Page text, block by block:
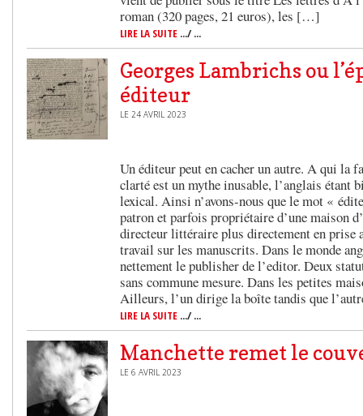
roman (320 pages, 21 euros), les […]
LIRE LA SUITE .../ ...
Georges Lambrichs ou
éditeur
LE 24 AVRIL 2023
Un éditeur peut en cacher un autre. A qui la
clarté est un mythe inusable, l’anglais étant
lexical. Ainsi n’avons-nous que le mot «
patron et parfois propriétaire d’une maison
directeur littéraire plus directement en prise
travail sur les manuscrits. Dans le monde
nettement le publisher de l’editor. Deux
sans commune mesure. Dans les petites
Ailleurs, l’un dirige la boîte tandis que
LIRE LA SUITE .../ ...
Manchette remet le
LE 6 AVRIL 2023